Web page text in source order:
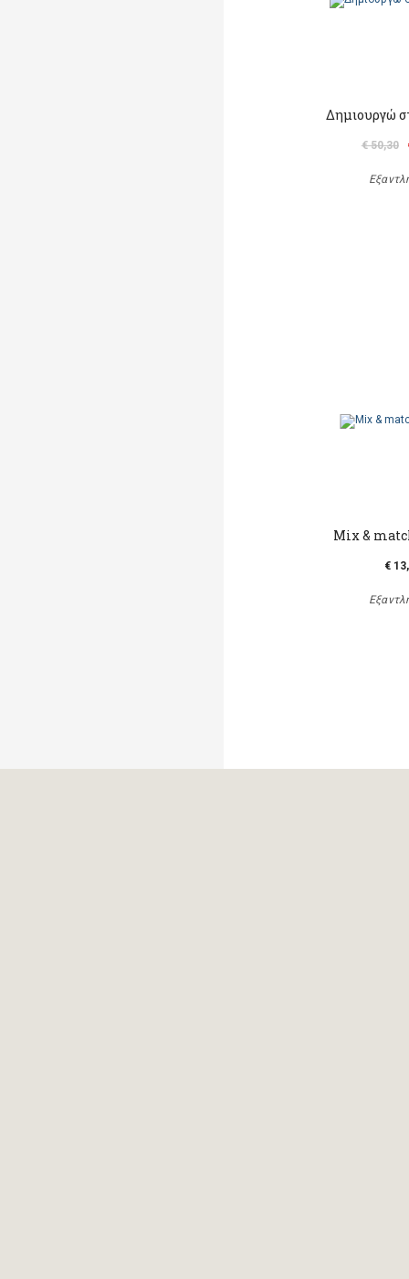
Δημιουργώ
€ 50,30
Mix &
€